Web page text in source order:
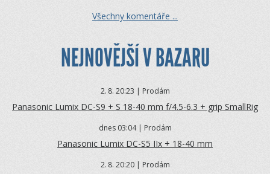
Všechny komentáře ...
NEJNOVĚJŠÍ V BAZARU
2. 8. 20:23 | Prodám
Panasonic Lumix DC-S9 + S 18-40 mm f/4.5-6.3 + grip SmallRig
dnes 03:04 | Prodám
Panasonic Lumix DC-S5 IIx + 18-40 mm
2. 8. 20:20 | Prodám